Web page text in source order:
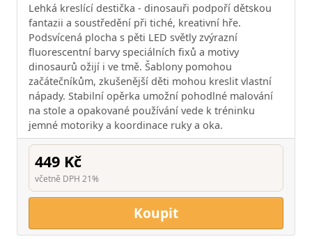
Lehká kreslící destička - dinosauři podpoří dětskou
fantazii a soustředění při tiché, kreativní hře.
Podsvícená plocha s pěti LED světly zvýrazní
fluorescentní barvy speciálních fixů a motivy
dinosaurů ožijí i ve tmě. Šablony pomohou
začátečníkům, zkušenější děti mohou kreslit vlastní
nápady. Stabilní opěrka umožní pohodlné malování
na stole a opakované používání vede k tréninku
jemné motoriky a koordinace ruky a oka.
449 Kč
včetně DPH 21%
Koupit